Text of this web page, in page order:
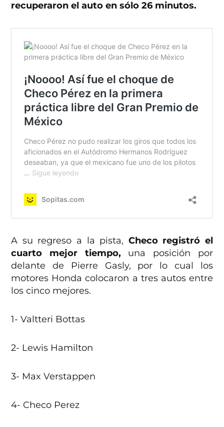
recuperaron el auto en sólo 26 minutos.
A su regreso a la pista, Checo registró el
cuarto mejor tiempo, una posición por
delante de Pierre Gasly, por lo cual los
motores Honda colocaron a tres autos entre
los cinco mejores.
1- Valtteri Bottas
2- Lewis Hamilton
3- Max Verstappen
4- Checo Perez